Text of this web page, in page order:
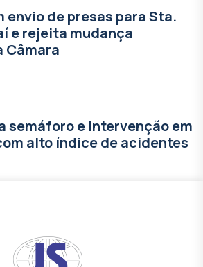
envio de presas para Sta.
e rejeita mudança
semáforo e intervenção em
alto índice de acidentes